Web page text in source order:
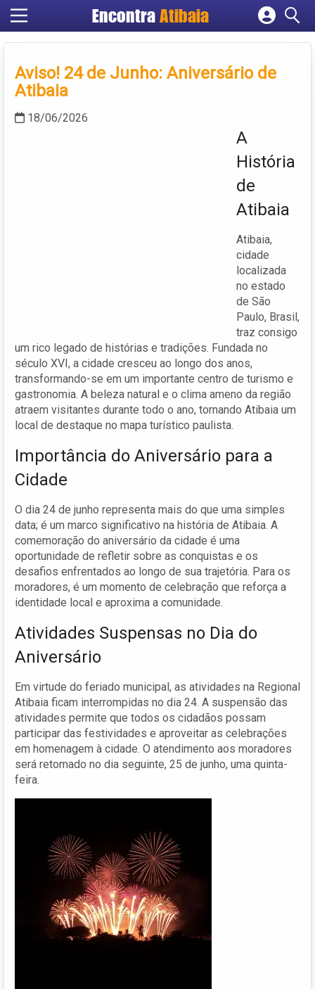
Encontra Atibaia
Cadastrar empresa
Criar conta
Aviso! 24 de Junho: Aniversário de
Atibaia
18/06/2026
A
História
de
Atibaia
Atibaia,
cidade
localizada
no estado
de São
Paulo, Brasil,
traz consigo
um rico legado de histórias e tradições. Fundada no
século XVI, a cidade cresceu ao longo dos anos,
transformando-se em um importante centro de turismo e
gastronomia. A beleza natural e o clima ameno da região
atraem visitantes durante todo o ano, tornando Atibaia um
local de destaque no mapa turístico paulista.
Importância do Aniversário para a
Cidade
O dia 24 de junho representa mais do que uma simples
data; é um marco significativo na história de Atibaia. A
comemoração do aniversário da cidade é uma
oportunidade de refletir sobre as conquistas e os
desafios enfrentados ao longo de sua trajetória. Para os
moradores, é um momento de celebração que reforça a
identidade local e aproxima a comunidade.
Atividades Suspensas no Dia do
Aniversário
Em virtude do feriado municipal, as atividades na Regional
Atibaia ficam interrompidas no dia 24. A suspensão das
atividades permite que todos os cidadãos possam
participar das festividades e aproveitar as celebrações
em homenagem à cidade. O atendimento aos moradores
será retomado no dia seguinte, 25 de junho, uma quinta-
feira.